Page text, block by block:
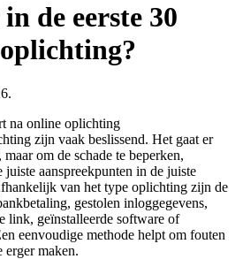
de eerste 30
zijn vaak beslissend. Het gaat er
om de schade te beperken,
aanspreekpunten in de juiste
van het type oplichting zijn de
gestolen inloggegevens,
link, geïnstalleerde software of
eenvoudige methode helpt om fouten
erger maken.